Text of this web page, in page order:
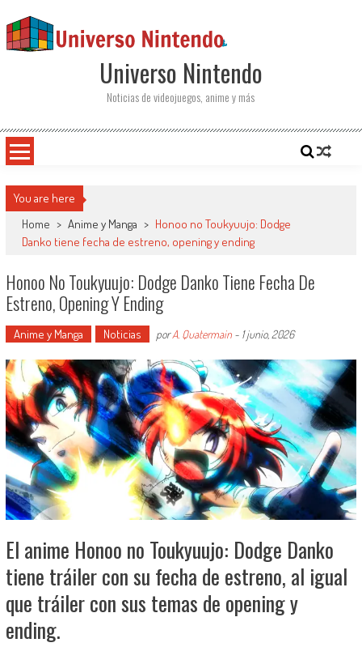
Universo Nintendo
Noticias de videojuegos, anime y más
You are here
Home > Anime y Manga > Honoo no Toukyuujo: Dodge
Danko tiene fecha de estreno, opening y ending
Honoo No Toukyuujo: Dodge Danko Tiene Fecha De
Estreno, Opening Y Ending
Anime y Manga Noticias porA. Quatermain- 1 junio, 2026
El anime Honoo no Toukyuujo: Dodge Danko
tiene tráiler con su fecha de estreno, al igual
que tráiler con sus temas de opening y
ending.